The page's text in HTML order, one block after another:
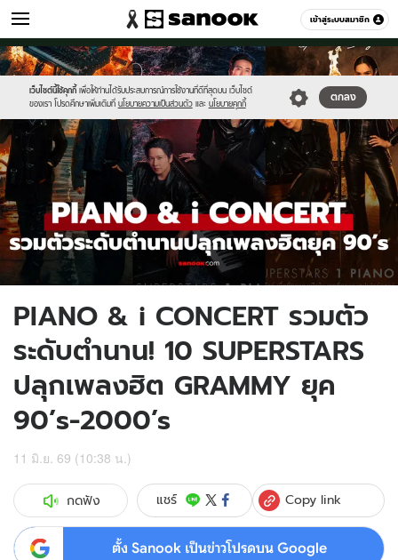
เข้าสู่ระบบสมาชิก
เพลง หมวดอื่นๆ
เว็บไซต์นี้ใช้คุกกี้ เพื่อให้ท่านได้รับประสบการณ์การใช้งานที่ดีที่สุดบน เว็บไซต์
ของเรา โปรดศึกษาเพิ่มเติมที่ นโยบายความเป็นส่วนตัว และ นโยบายคุกกี้
ตกลง
Sanook
//s.isanook.com/sr/0/images/logo-
new-
sanook.png
600
60
//s.isanook.com/jo/0/ud/495/2476517/new-
thumbnail1200x720-
20.jpg
PIANO & i CONCERT รวมตัว
ระดับตำนาน! 10 SUPERSTARS
ปลุกเพลงฮิต GRAMMY ยุค
90’s-2000’s
11 มิ.ย. 69 (10:38 น.)
กดฟัง แชร์ Copy link
ตั้ง Sanook เป็นข่าวโปรดบน Google